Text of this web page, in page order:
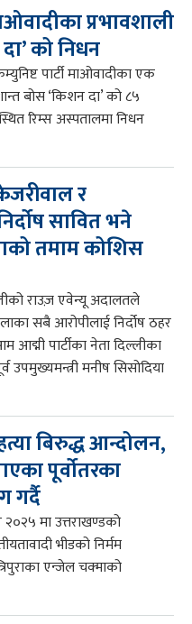
प्रभावशाली
को निधन
पार्टी माओवादीका एक
बोस ‘किशन दा’ को ८५
रिम्स अस्पतालमा निधन
र
सावित भने
तमाम कोशिस
राउज़ एवेन्यू अदालतले
सबै आरोपीलाई निर्दोष ठहर
पार्टीका नेता दिल्लीका
उपमुख्यमन्त्री मनीष सिसोदिया
बिरुद्ध आन्दोलन,
पूर्वोतरका
गर्दै
मा उत्तराखण्डको
भीडको निर्मम
एन्जेल चक्माको